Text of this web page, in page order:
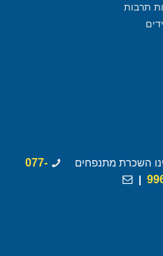
תרבות
השכרת מתנפחים
077-
|